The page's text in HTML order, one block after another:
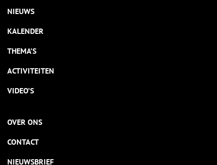
NIEUWS
KALENDER
THEMA’S
ACTIVITEITEN
VIDEO’S
OVER ONS
CONTACT
NIEUWSBRIEF